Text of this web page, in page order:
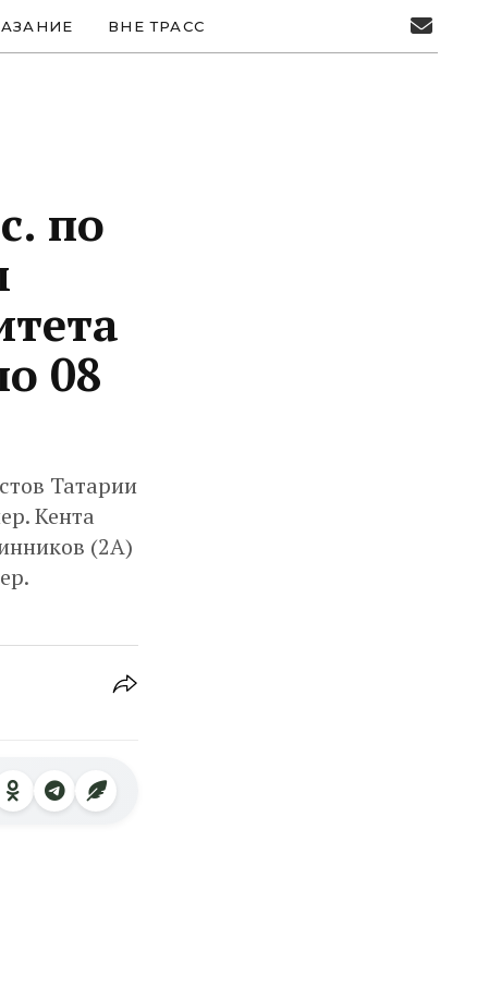
ВНЕ ТРАСС
по
08
Татарии
Кента
(2А)